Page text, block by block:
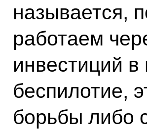
называется,
работаем
инвестиций
беспилотие,
борьбы либо